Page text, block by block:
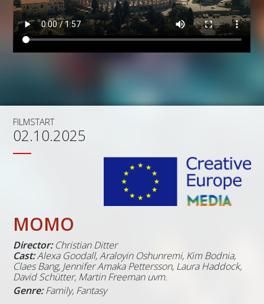
FILMSTART
02.10.2025
MOMO
Director: Christian Ditter
Cast:Alexa Goodall, Araloyin Oshunremi, Kim Bodnia,
Claes Bang, Jennifer Amaka Pettersson, Laura Haddock,
David Schütter, Martin Freeman uvm.
Genre:Family, Fantasy